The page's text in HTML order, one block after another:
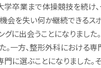
卒業まで体操競技を続け
会を失い何か継続できるス
グに出会うことになりまし
。一方、整形外科における
に選ぶことになりました。